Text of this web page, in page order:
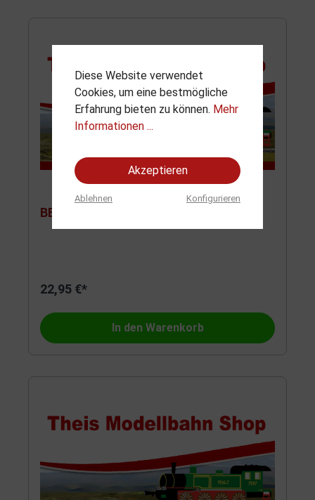
BELEUCHT.-EINRICHT
22,95 €*
In den Warenkorb
Diese Website verwendet
Cookies, um eine bestmögliche
Erfahrung bieten zu können. Mehr
Informationen ...
Akzeptieren
Ablehnen Konfigurieren